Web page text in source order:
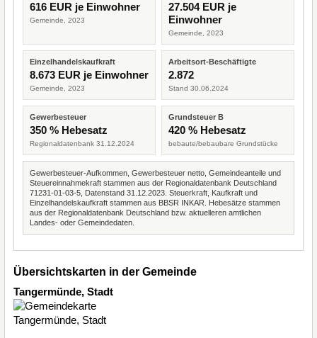
616 EUR je Einwohner
Gemeinde, 2023
27.504 EUR je
Einwohner
Gemeinde, 2023
Einzelhandelskaufkraft
8.673 EUR je Einwohner
Gemeinde, 2023
Arbeitsort-Beschäftigte
2.872
Stand 30.06.2024
Gewerbesteuer
350 % Hebesatz
Regionaldatenbank 31.12.2024
Grundsteuer B
420 % Hebesatz
bebaute/bebaubare Grundstücke
Gewerbesteuer-Aufkommen, Gewerbesteuer netto, Gemeindeanteile und
Steuereinnahmekraft stammen aus der Regionaldatenbank Deutschland
71231-01-03-5, Datenstand 31.12.2023. Steuerkraft, Kaufkraft und
Einzelhandelskaufkraft stammen aus BBSR INKAR. Hebesätze stammen
aus der Regionaldatenbank Deutschland bzw. aktuelleren amtlichen
Landes- oder Gemeindedaten.
Übersichtskarten in der Gemeinde
Tangermünde, Stadt